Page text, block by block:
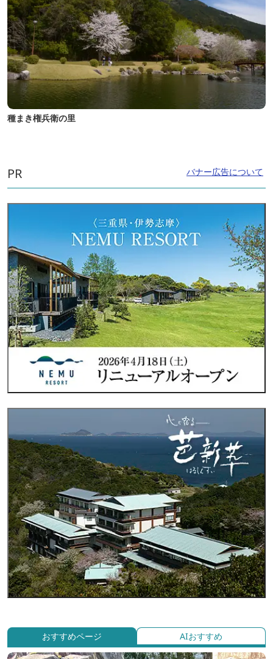
種まき権兵衛の里
PR バナー広告について
おすすめページ AIおすすめ